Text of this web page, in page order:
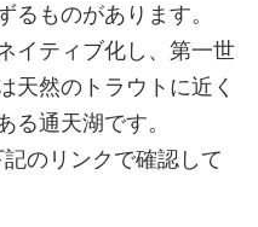
るものがあります。
イティブ化し、第一世
天然のトラウトに近く
る通天湖です。
のリンクで確認して